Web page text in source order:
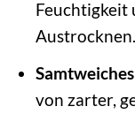
Feuchtigkeit
Austrocknen.
von zarter,